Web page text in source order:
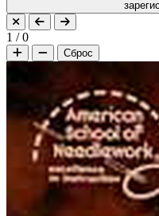
1 /0
Сброс